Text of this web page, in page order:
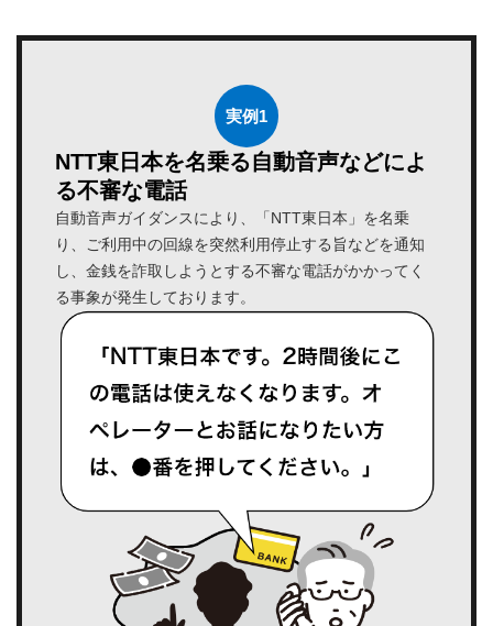
実例1
NTT東日本を名乗る自動音声などによ
る不審な電話
自動音声ガイダンスにより、「NTT東日本」を名乗
り、
ご利用中の回線を突然利用停止する旨などを通知
し、 金銭を詐取しようとする不審な電話がかかってく
る事象が発生しております。